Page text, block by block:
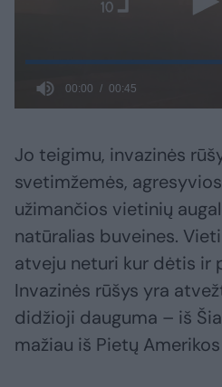
Jo teigimu, invazinės
svetimžemės,
užimančios vietinių
natūralias buveines.
atveju neturi kur dėtis ir
Invazinės rūšys yra
didžioji dauguma – iš
mažiau iš Pietų